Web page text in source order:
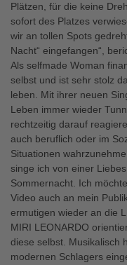
Plätzen, für die keine
sofort des Platzes
wir an tollen Spots
Nacht“ eingefangen“,
Als selfmade Woman
selbst und ist sehr stolz
leben. Mit ihrer neuen
Leben immer wieder
rechtzeitig darauf
auch beruflich oder im
Situationen
singe ich von einer
Sommernacht. Ich
Video auch an mein
ermutigen wieder an die
MIRI LEONARDO
diese selbst. Musikalisch
modernen Schlagers